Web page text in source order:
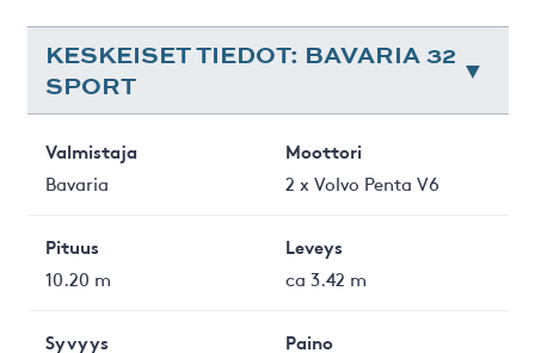
KESKEISET TIEDOT: BAVARIA 32
SPORT
Valmistaja
Bavaria
Moottori
2 x Volvo Penta V6
Pituus
10.20 m
Leveys
ca 3.42 m
Syvyys
Paino